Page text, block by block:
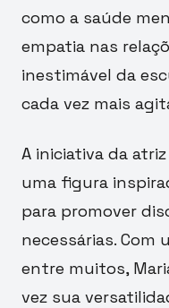
como a saúde
empatia nas
inestimável da
cada vez mais
A iniciativa da
uma figura
para promover
necessárias. Com
entre muitos,
vez sua